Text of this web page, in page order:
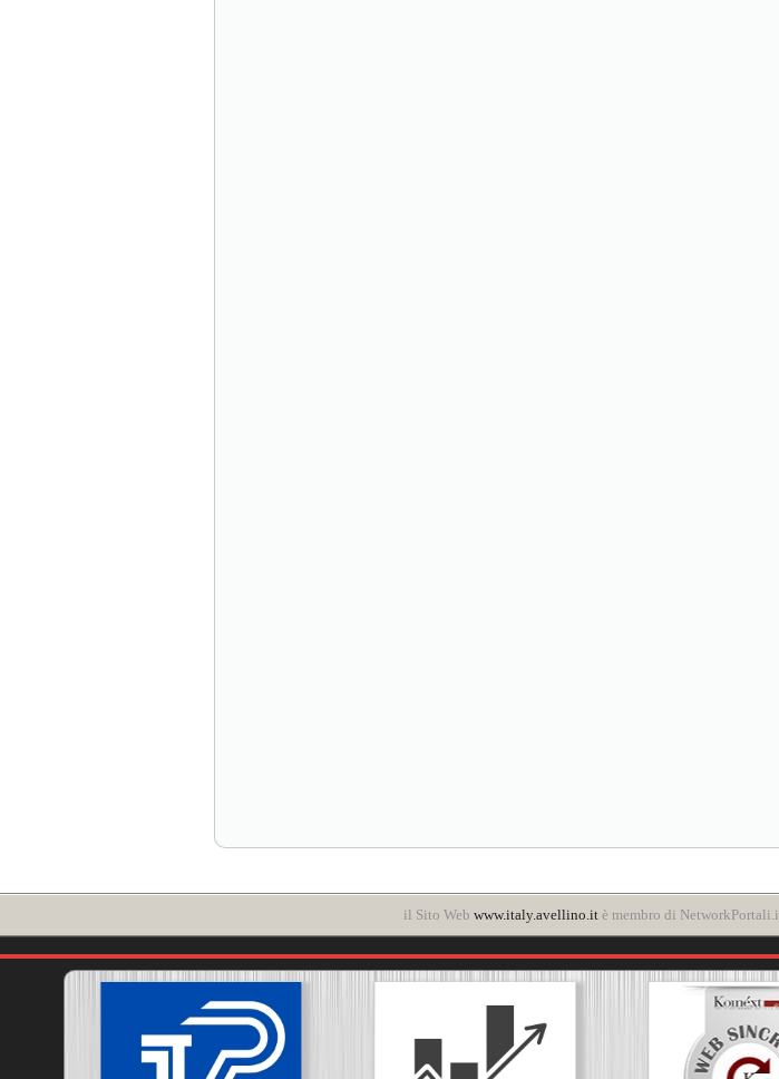
il Sito Web www.italy.avellino.itè membro di